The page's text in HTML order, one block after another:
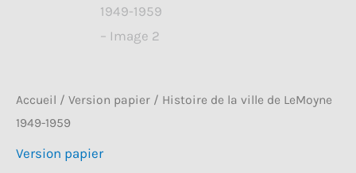
Accueil / Version papier / Histoire de la ville de LeMoyne
1949-1959
Version papier